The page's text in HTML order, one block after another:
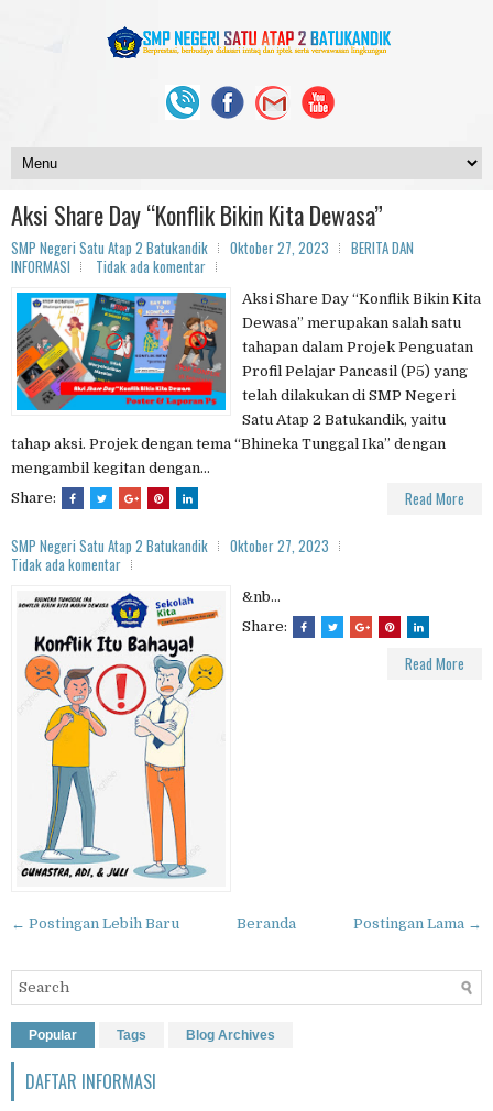
Aksi Share Day “Konflik Bikin Kita Dewasa”
SMP Negeri Satu Atap 2 Batukandik Oktober 27, 2023
BERITA DAN
INFORMASI
Tidak ada komentar
Aksi Share Day “Konflik Bikin Kita
Dewasa” merupakan salah satu
tahapan dalam Projek Penguatan
Profil Pelajar Pancasil (P5) yang
telah dilakukan di SMP Negeri
Satu Atap 2 Batukandik, yaitu
tahap aksi. Projek dengan tema “Bhineka Tunggal Ika” dengan
mengambil kegitan dengan...
Share:
Read More
SMP Negeri Satu Atap 2 Batukandik
Oktober 27, 2023
Tidak ada komentar
&nb...
Share:
Read More
← Postingan Lebih Baru Postingan Lama →
Beranda
Popular Tags Blog Archives
DAFTAR INFORMASI